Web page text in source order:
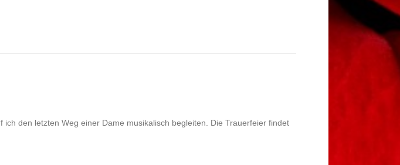
den letzten Weg einer Dame musikalisch begleiten. Die Trauerfeier findet